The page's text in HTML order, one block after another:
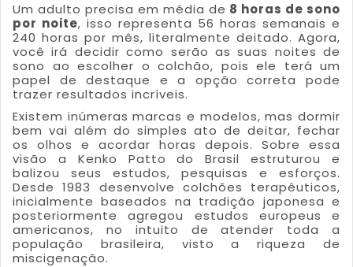
Um adulto precisa em média de 8 horas de sono
por noite, isso representa 56 horas semanais e
240 horas por mês, literalmente deitado. Agora,
você irá decidir como serão as suas noites de
sono ao escolher o colchão, pois ele terá um
papel de destaque e a opção correta pode
trazer resultados incríveis.
Existem inúmeras marcas e modelos, mas dormir
bem vai além do simples ato de deitar, fechar
os olhos e acordar horas depois. Sobre essa
visão a Kenko Patto do Brasil estruturou e
balizou seus estudos, pesquisas e esforços.
Desde 1983 desenvolve colchões terapêuticos,
inicialmente baseados na tradição japonesa e
posteriormente agregou estudos europeus e
americanos, no intuito de atender toda a
população brasileira, visto a riqueza de
miscigenação.